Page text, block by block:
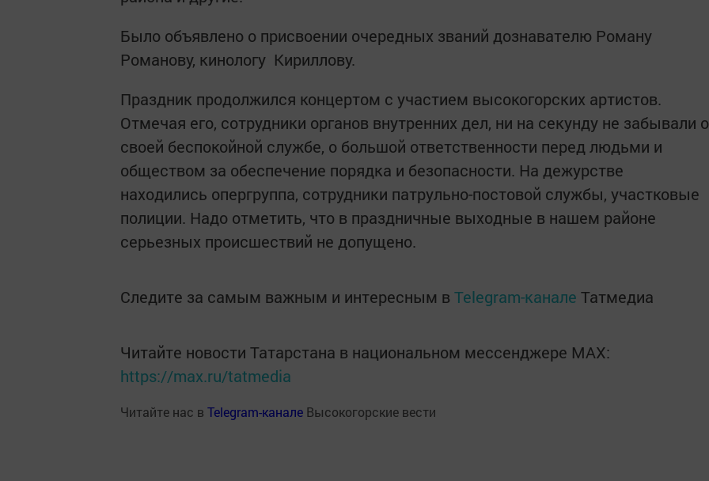
Было объявлено о присвоении очередных званий дознавателю Роману
Романову, кинологу ­­­ Кириллову.
Праздник продолжился концертом с участием высокогорских артистов.
Отмечая его, сотрудники органов внутренних дел, ни на секунду не забывали о
своей беспокойной службе, о большой ответственности перед людьми и
обществом за обеспечение порядка и безопасности. На дежурстве
находились опергруппа, сотрудники патрульно-постовой службы, участковые
полиции. Надо отметить, что в праздничные выходные в нашем районе
серьезных происшествий не допущено.
Следите за самым важным и интересным в Telegram-канале Татмедиа
Читайте новости Татарстана в национальном мессенджере MАХ:
https://max.ru/tatmedia
Читайте нас в Telegram-канале Высокогорские вести